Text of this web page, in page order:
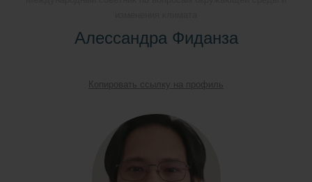
Алессандра Фиданза
Копировать ссылку на профиль